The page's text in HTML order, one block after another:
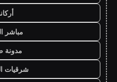
مباشر
مدونة
شرقيات